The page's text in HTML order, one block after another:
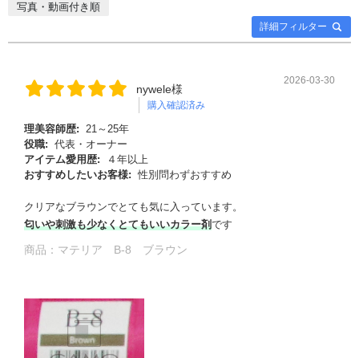
詳細フィルター
写真・動画付き順
nywele様
購入確認済み
2026-03-30
理美容師歴: 21～25年
役職: 代表・オーナー
アイテム愛用歴:
４年以上
おすすめしたいお客様: 性別問わずおすすめ
クリアなブラウンでとても気に入っています。
匂いや刺激も少なくとてもいいカラー剤です
商品： マテリア B-8 ブラウン